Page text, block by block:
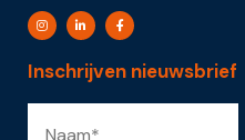
Inschrijven nieuwsbrief